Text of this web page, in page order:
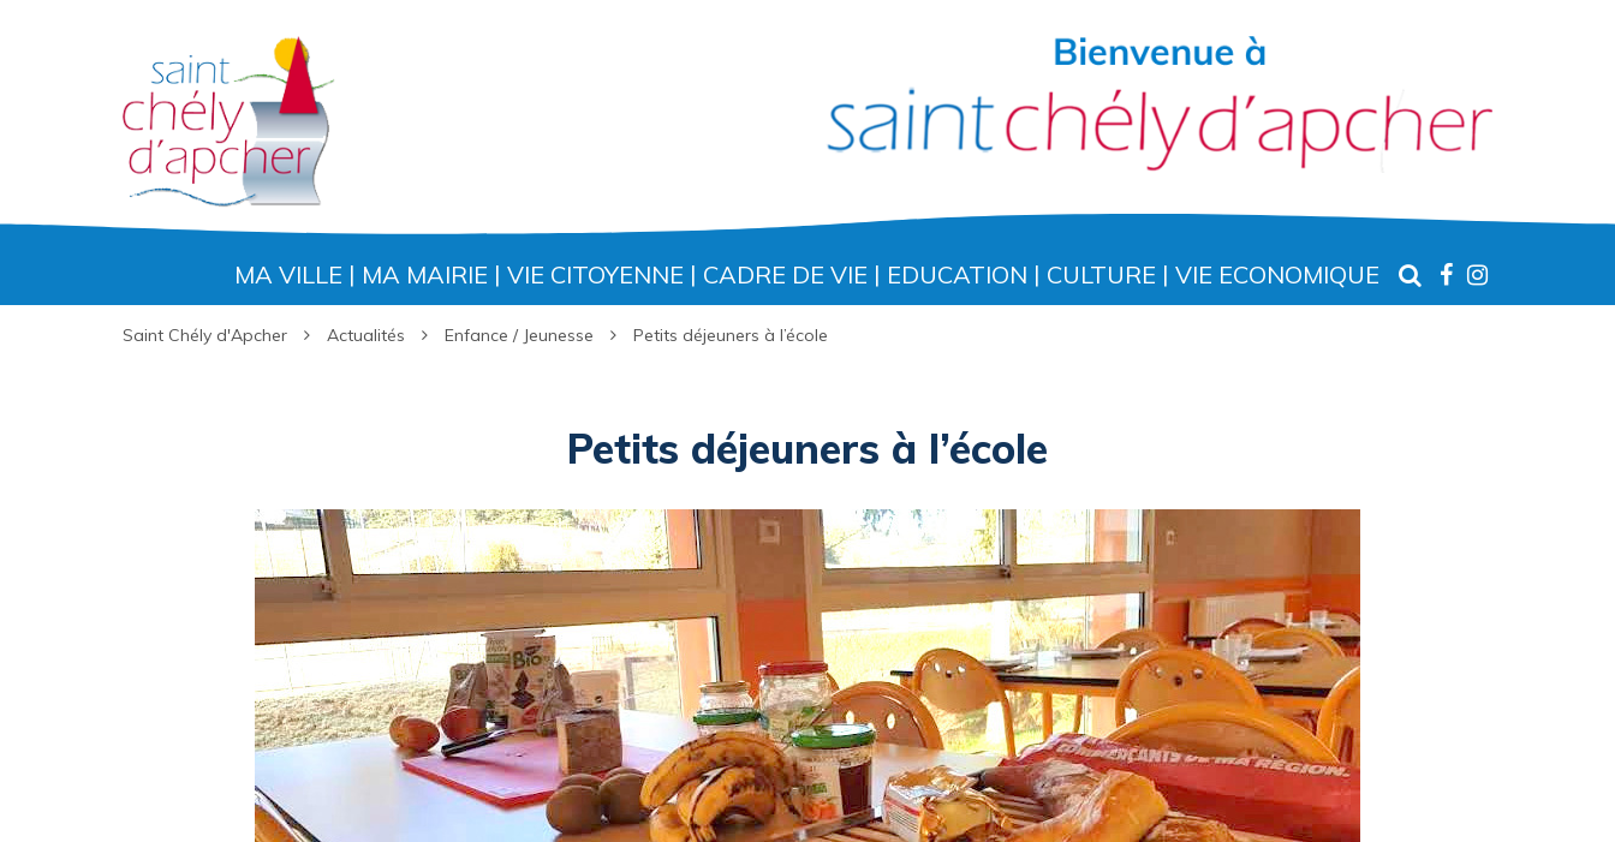
MA VILLE MA MAIRIE VIE CITOYENNE CADRE DE VIE EDUCATION CULTURE VIE ECONOMIQUE RECHERCHE
LIEN
VERSVERS
Saint Chély d'Apcher Actualités Enfance / Jeunesse Petits déjeuners à l’école
Petits déjeuners à l’école